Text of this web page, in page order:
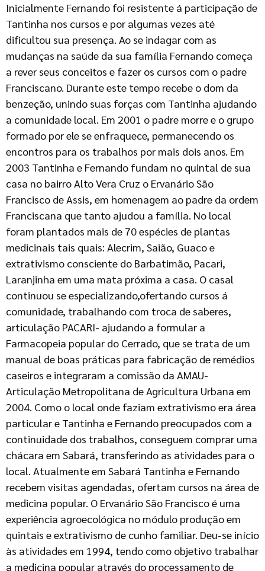
Inicialmente Fernando foi resistente á participação de
Tantinha nos cursos e por algumas vezes até
dificultou sua presença. Ao se indagar com as
mudanças na saúde da sua família Fernando começa
a rever seus conceitos e fazer os cursos com o padre
Franciscano. Durante este tempo recebe o dom da
benzeção, unindo suas forças com Tantinha ajudando
a comunidade local. Em 2001 o padre morre e o grupo
formado por ele se enfraquece, permanecendo os
encontros para os trabalhos por mais dois anos. Em
2003 Tantinha e Fernando fundam no quintal de sua
casa no bairro Alto Vera Cruz o Ervanário São
Francisco de Assis, em homenagem ao padre da ordem
Franciscana que tanto ajudou a família. No local
foram plantados mais de 70 espécies de plantas
medicinais tais quais: Alecrim, Saião, Guaco e
extrativismo consciente do Barbatimão, Pacari,
Laranjinha em uma mata próxima a casa. O casal
continuou se especializando,ofertando cursos á
comunidade, trabalhando com troca de saberes,
articulação PACARI- ajudando a formular a
Farmacopeia popular do Cerrado, que se trata de um
manual de boas práticas para fabricação de remédios
caseiros e integraram a comissão da AMAU-
Articulação Metropolitana de Agricultura Urbana em
2004. Como o local onde faziam extrativismo era área
particular e Tantinha e Fernando preocupados com a
continuidade dos trabalhos, conseguem comprar uma
chácara em Sabará, transferindo as atividades para o
local. Atualmente em Sabará Tantinha e Fernando
recebem visitas agendadas, ofertam cursos na área de
medicina popular. O Ervanário São Francisco é uma
experiência agroecológica no módulo produção em
quintais e extrativismo de cunho familiar. Deu-se início
às atividades em 1994, tendo como objetivo trabalhar
a medicina popular através do processamento de